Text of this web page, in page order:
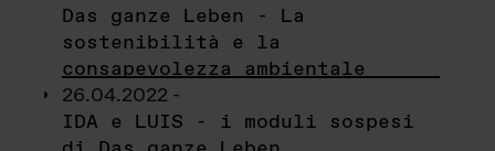
Das ganze Leben - La
sostenibilità e la
consapevolezza ambientale
26.04.2022 -
IDA e LUIS - i moduli sospesi